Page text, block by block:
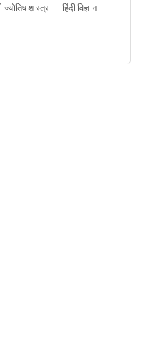
ज्योतिष शास्त्र
हिंदी विज्ञान